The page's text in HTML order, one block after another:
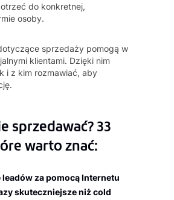
do konkretnej,
osoby.
sprzedaży pomogą w
klientami. Dzięki nim
i z kim rozmawiać, aby
sprzedawać? 33
warto znać:
za pomocą Internetu
skuteczniejsze niż cold